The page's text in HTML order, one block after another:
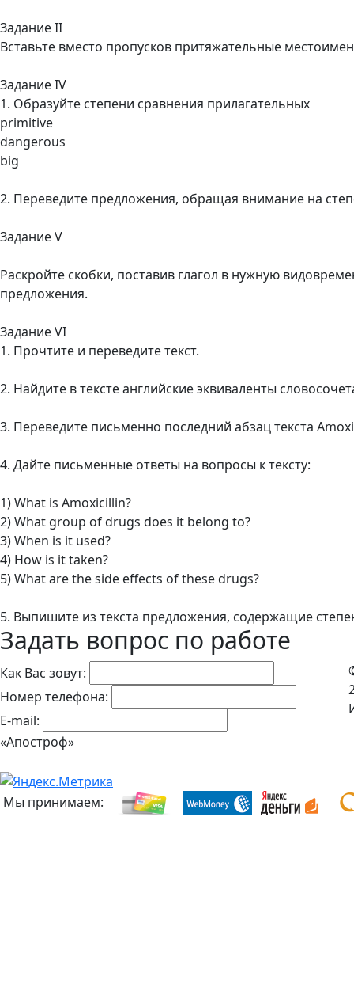
Задание II
Вставьте вместо пропусков притяжательные
Задание IV
1. Образуйте степени сравнения прилагательных
primitive
dangerous
big
2. Переведите предложения, обращая внимание на
Задание V
Раскройте скобки, поставив глагол в нужную
предложения.
Задание VI
1. Прочтите и переведите текст.
2. Найдите в тексте английские эквиваленты
3. Переведите письменно последний абзац текста
4. Дайте письменные ответы на вопросы к тексту:
1) What is Amoxicillin?
2) What group of drugs does it belong to?
3) When is it used?
4) How is it taken?
5) What are the side effects of these drugs?
5. Выпишите из текста предложения, содержащие
Задать вопрос по работе
Как Вас зовут:
Номер телефона:
E-mail:
«Апостроф»
Мы принимаем: